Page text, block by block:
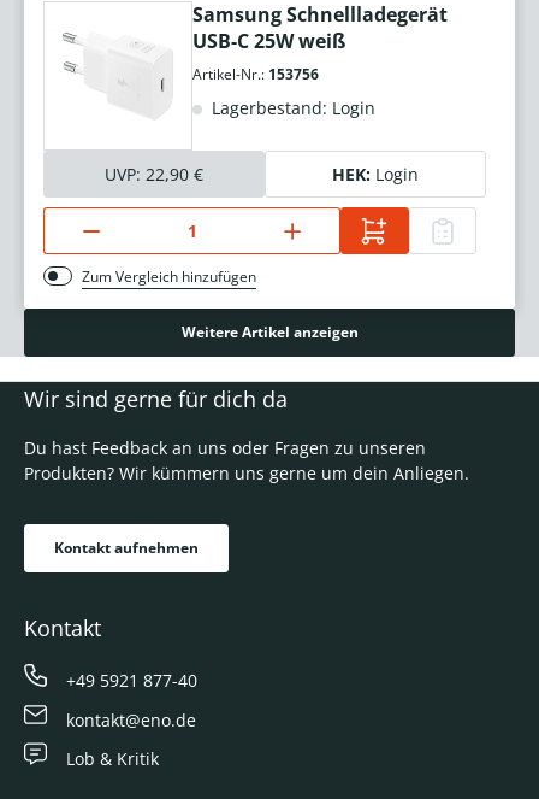
Samsung Schnellladegerät
USB-C 25W weiß
Artikel-Nr.: 153756
Lagerbestand: Login
UVP: 22,90 € HEK: Login
Zum Vergleich hinzufügen
Weitere Artikel anzeigen
Wir sind gerne für dich da
Du hast Feedback an uns oder Fragen zu unseren
Produkten? Wir kümmern uns gerne um dein Anliegen.
Kontakt aufnehmen
Kontakt
+49 5921 877-40
kontakt@eno.de
Lob & Kritik